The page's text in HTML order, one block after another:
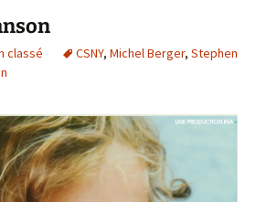
classé CSNY, Michel Berger, Stephen